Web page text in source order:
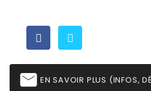
email EN SAVOIR PLUS (INFOS,